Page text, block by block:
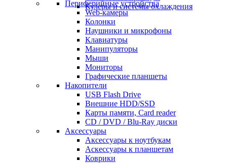
Кулеры и системы охлаждения
Периферийные устройства
Web-камеры
Колонки
Наушники и микрофоны
Клавиатуры
Манипуляторы
Мыши
Мониторы
Графические планшеты
Накопители
USB Flash Drive
Внешние HDD/SSD
Карты памяти, Card reader
CD / DVD / Blu-Ray диски
Аксессуары
Аксессуары к ноутбукам
Аскессуары к планшетам
Коврики